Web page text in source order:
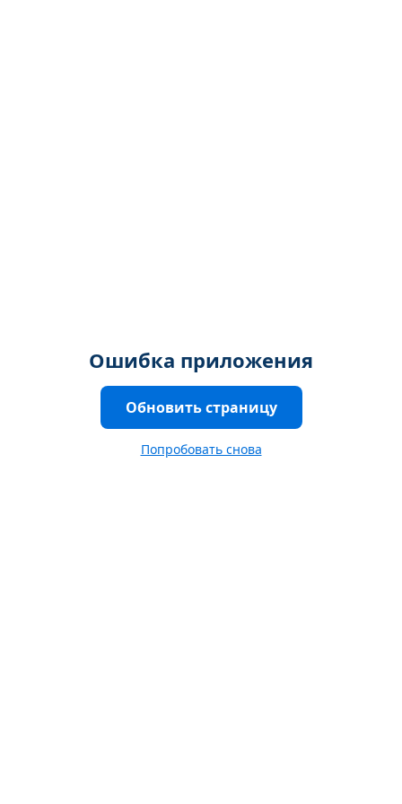
Ошибка приложения
Обновить страницу
Попробовать снова